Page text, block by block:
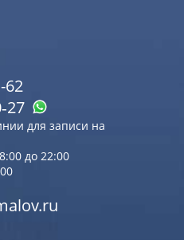
62
для записи на
до 22:00